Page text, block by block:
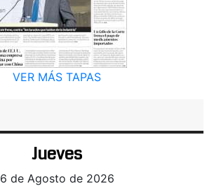
VER MÁS TAPAS
Jueves
6 de Agosto de 2026